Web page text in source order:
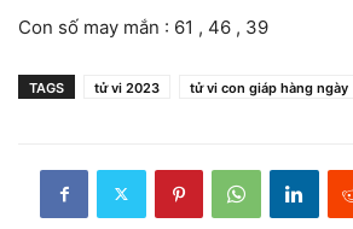
Con số may mắn : 61 , 46 , 39
TAGS tử vi 2023 tử vi con giáp hàng ngày